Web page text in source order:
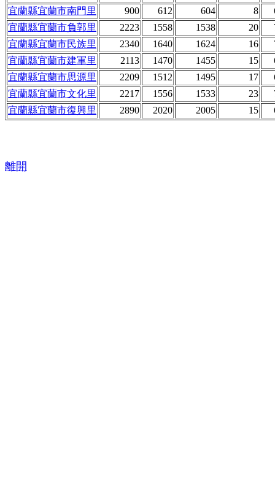
宜蘭縣宜蘭市南門里
900 612 604 8
宜蘭縣宜蘭市負郭里
2223 1558 1538 20
宜蘭縣宜蘭市民族里
2340 1640 1624 16
宜蘭縣宜蘭市建軍里
2113 1470 1455 15
宜蘭縣宜蘭市思源里
2209 1512 1495 17
宜蘭縣宜蘭市文化里
2217 1556 1533 23
宜蘭縣宜蘭市復興里
2890 2020 2005 15
離開